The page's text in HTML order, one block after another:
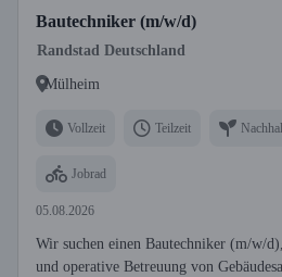
Bautechniker (m/w/d)
Randstad Deutschland
Mülheim
Vollzeit Teilzeit
Jobrad
05.08.2026
Wir suchen einen Bautechniker (m/w/
und operative Betreuung von